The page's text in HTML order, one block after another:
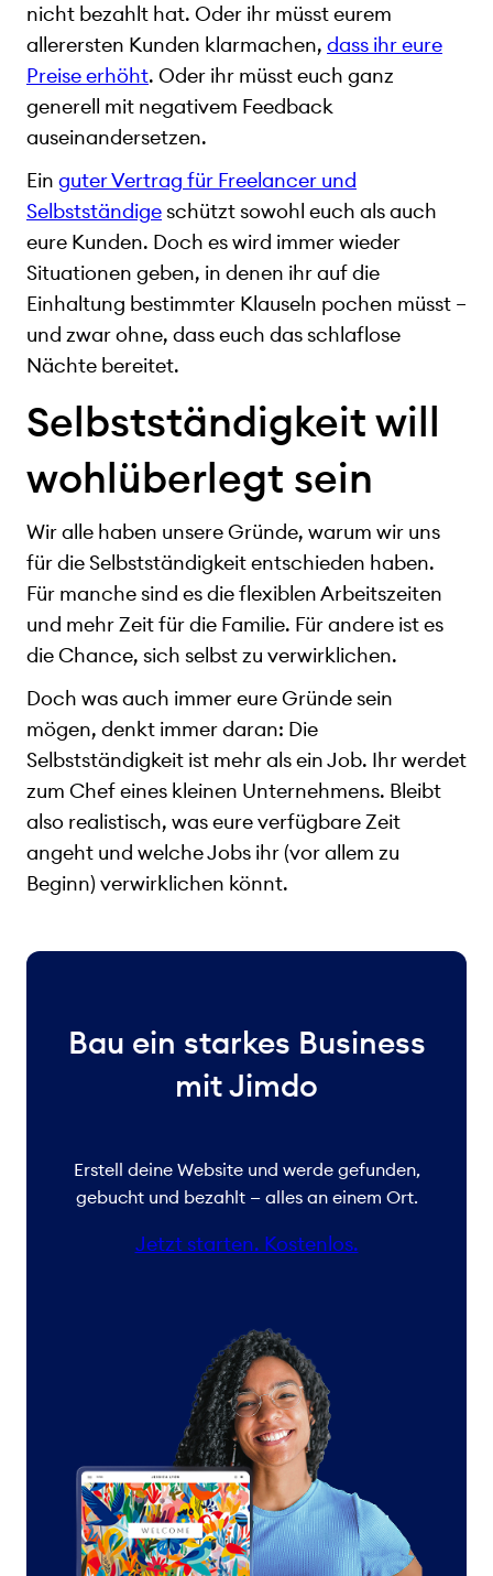
nicht bezahlt hat. Oder ihr müsst eurem
allerersten Kunden klarmachen, dass ihr eure
Preise erhöht. Oder ihr müsst euch ganz
generell mit negativem Feedback
auseinandersetzen.
Ein guter Vertrag für Freelancer und
Selbstständigeschützt sowohl euch als auch
eure Kunden. Doch es wird immer wieder
Situationen geben, in denen ihr auf die
Einhaltung bestimmter Klauseln pochen müsst –
und zwar ohne, dass euch das schlaflose
Nächte bereitet.
Selbstständigkeit will
wohlüberlegt sein
Wir alle haben unsere Gründe, warum wir uns
für die Selbstständigkeit entschieden haben.
Für manche sind es die flexiblen Arbeitszeiten
und mehr Zeit für die Familie. Für andere ist es
die Chance, sich selbst zu verwirklichen.
Doch was auch immer eure Gründe sein
mögen, denkt immer daran: Die
Selbstständigkeit ist mehr als ein Job. Ihr werdet
zum Chef eines kleinen Unternehmens. Bleibt
also realistisch, was eure verfügbare Zeit
angeht und welche Jobs ihr (vor allem zu
Beginn) verwirklichen könnt.
Bau ein starkes Business
mit Jimdo
Erstell deine Website und werde gefunden,
gebucht und bezahlt — alles an einem Ort.
Jetzt starten. Kostenlos.